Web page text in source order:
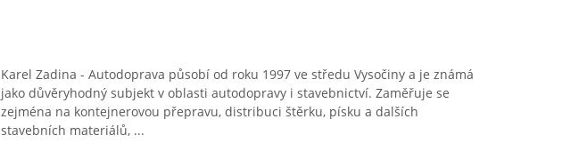
Karel Zadina - Autodoprava působí od roku 1997 ve středu Vysočiny a je známá
jako důvěryhodný subjekt v oblasti autodopravy i stavebnictví. Zaměřuje se
zejména na kontejnerovou přepravu, distribuci štěrku, písku a dalších
stavebních materiálů, ...